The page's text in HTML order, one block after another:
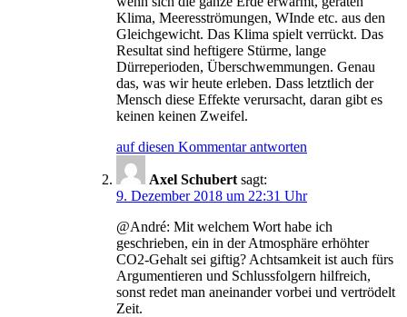
Klima, Meeresströmungen, WInde etc. aus den
Gleichgewicht. Das Klima spielt verrückt. Das
Resultat sind heftigere Stürme, lange
Dürreperioden, Überschwemmungen. Genau
das, was wir heute erleben. Dass letztlich der
Mensch diese Effekte verursacht, daran gibt es
keinen keinen Zweifel.
auf diesen Kommentar antworten
Axel Schubert sagt:
9. Dezember 2018 um 22:31 Uhr
@André: Mit welchem Wort habe ich
geschrieben, ein in der Atmosphäre erhöhter
CO2-Gehalt sei giftig? Achtsamkeit ist auch fürs
Argumentieren und Schlussfolgern hilfreich,
sonst redet man aneinander vorbei und vertrödelt
Zeit.